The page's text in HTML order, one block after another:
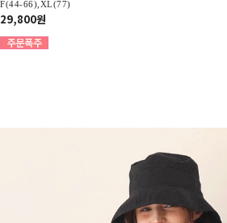
F(44-66),XL(77)
29,800원